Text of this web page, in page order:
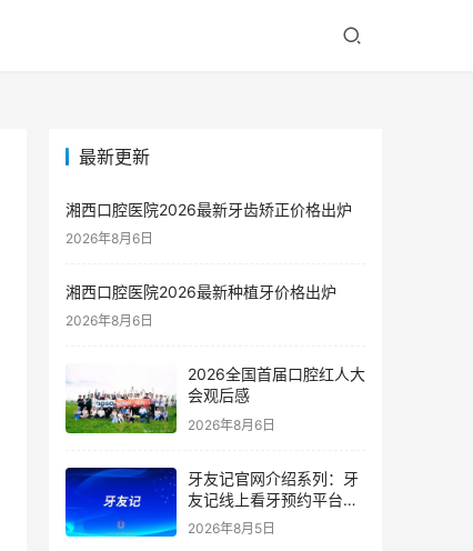
最新更新
湘西口腔医院2026最新牙齿矫正价格出炉
2026年8月6日
湘西口腔医院2026最新种植牙价格出炉
2026年8月6日
2026全国首届口腔红人大
会观后感
2026年8月6日
牙友记官网介绍系列：牙
友记线上看牙预约平台是
干什么的？靠谱吗？
2026年8月5日